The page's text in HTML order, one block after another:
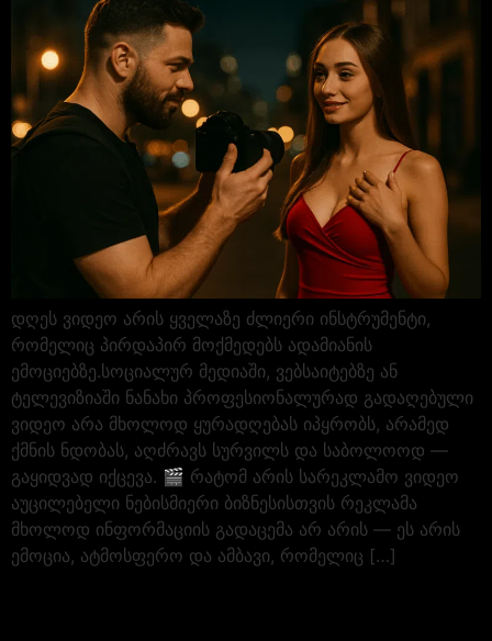
დღეს ვიდეო არის ყველაზე ძლიერი ინსტრუმენტი,
რომელიც პირდაპირ მოქმედებს ადამიანის
ემოციებზე.სოციალურ მედიაში, ვებსაიტებზე ან
ტელევიზიაში ნანახი პროფესიონალურად გადაღებული
ვიდეო არა მხოლოდ ყურადღებას იპყრობს, არამედ
ქმნის ნდობას, აღძრავს სურვილს და საბოლოოდ —
გაყიდვად იქცევა. 🎬 რატომ არის სარეკლამო ვიდეო
აუცილებელი ნებისმიერი ბიზნესისთვის რეკლამა
მხოლოდ ინფორმაციის გადაცემა არ არის — ეს არის
ემოცია, ატმოსფერო და ამბავი, რომელიც […]